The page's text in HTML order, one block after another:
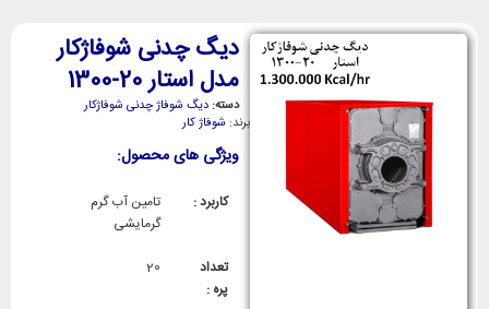
دیگ چدنی شوفاژکار
مدل استار 20-1300
دسته: دیگ شوفاژ چدنی شوفاژکار
برند: شوفاژ کار
ویژگی های محصول:
کاربرد :
تامین آب گرم
گرمایشی
تعداد
پره :
20